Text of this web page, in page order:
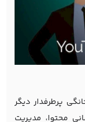
پرطرفدار دیگر
محتوا، مدیریت